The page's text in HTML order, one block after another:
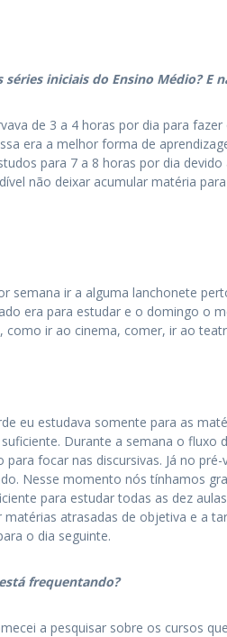
iniciais do Ensino Médio? E
de 3 a 4 horas por dia para fazer
era a melhor forma de
para 7 a 8 horas por dia devido
não deixar acumular matéria
semana ir a alguma lanchonete
era para estudar e o domingo o
como ir ao cinema, comer, ir ao
eu estudava somente para as
Durante a semana o fluxo
focar nas discursivas. Já no pré-
Nesse momento nós tínhamos
para estudar todas as dez
atrasadas de objetiva e a
o dia seguinte.
frequentando?
a pesquisar sobre os cursos